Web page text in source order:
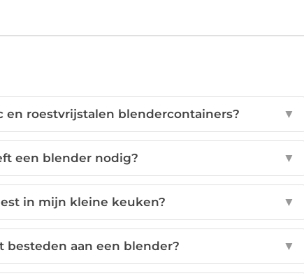
en roestvrijstalen blendercontainers? ▼
een blender nodig? ▼
in mijn kleine keuken? ▼
aan een blender? ▼